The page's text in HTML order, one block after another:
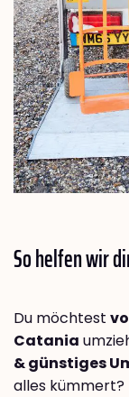
So helfen wir
Du möchtest
Catania
& günstiges
alles kümmert?